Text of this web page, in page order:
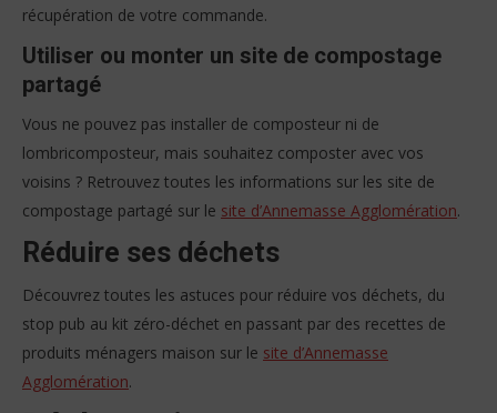
récupération de votre commande.
Utiliser ou monter un site de compostage
partagé
Vous ne pouvez pas installer de composteur ni de
lombricomposteur, mais souhaitez composter avec vos
voisins ? Retrouvez toutes les informations sur les site de
compostage partagé sur le site d’Annemasse Agglomération.
Réduire ses déchets
Découvrez toutes les astuces pour réduire vos déchets, du
stop pub au kit zéro-déchet en passant par des recettes de
produits ménagers maison sur le site d’Annemasse
Agglomération.